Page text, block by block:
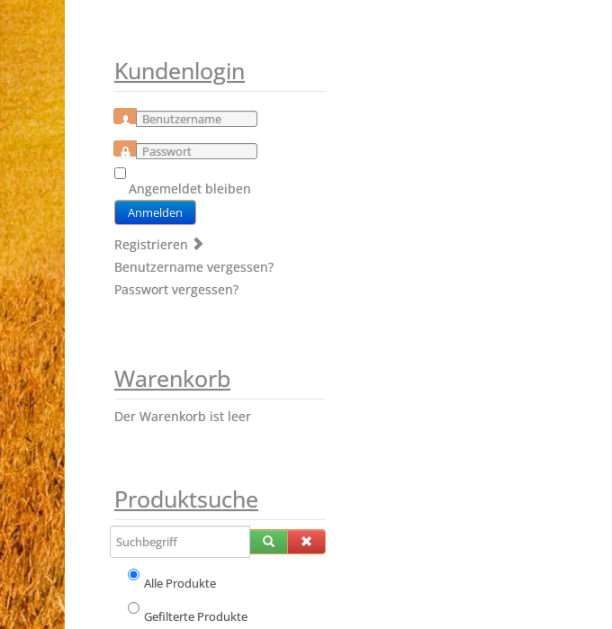
Kundenlogin
Benutzername
Passwort
Angemeldet bleiben
Anmelden
Registrieren
Benutzername vergessen?
Passwort vergessen?
Warenkorb
Der Warenkorb ist leer
Produktsuche
Alle Produkte
Gefilterte Produkte